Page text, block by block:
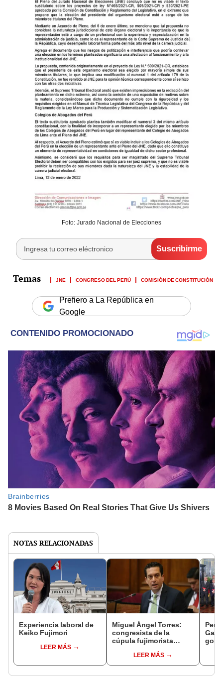
Foto: Jurado Nacional de Elecciones
JNE CONGRESO DEL PERÚ COMISIÓN DE CONSTITUCIÓN
Prefiero a La República en
Google
NOTAS RELACIONADAS
Experiencia laboral de
Keiko Fujimori
LEER MÁS
Miguel Ángel Torres:
congresista de la
cúpula fujimorista
del SenadoLEER MÁS